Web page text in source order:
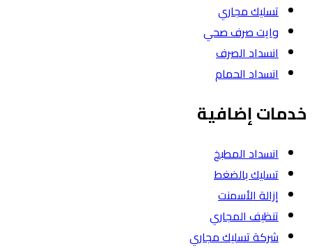
تسليك مجاري
وايت صرف صحي
انسداد الصرف
انسداد الحمام
إضافية
انسداد المطبخ
تسليك بالضغط
إزالة الأسمنت
تنظيف المجاري
شركة تسليك مجاري